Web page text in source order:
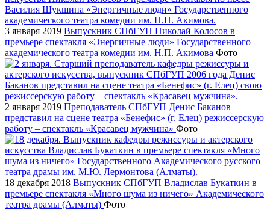
3 января 2019 Выпускник СПбГУП Николай Колосов в
премьере спектакля «Энергичные люди» Государственного
академического театра комедии им. Н.П. Акимова Фото
2 января 2019 Преподаватель СПбГУП Денис Баканов
представил на сцене театра «Бенефис» (г. Елец) режиссерскую
работу – спектакль «Красавец мужчина» Фото
18 декабря 2018 Выпускник СПбГУП Владислав Букаткин в
премьере спектакля «Много шума из ничего» Академического
театра драмы (Алматы) Фото